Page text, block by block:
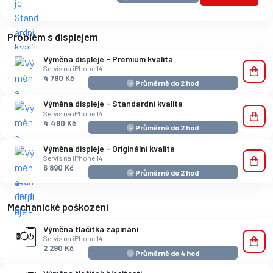
Problém s displejem
Výměna displeje - Premium kvalita
Servis na iPhone 14
4 790 Kč
Průměrně do 2 hod
Výměna displeje - Standardní kvalita
Servis na iPhone 14
4 490 Kč
Průměrně do 2 hod
Výměna displeje - Originální kvalita
Servis na iPhone 14
6 890 Kč
Průměrně do 2 hod
Mechanické poškození
Výměna tlačítka zapínání
Servis na iPhone 14
2 290 Kč
Průměrně do 4 hod